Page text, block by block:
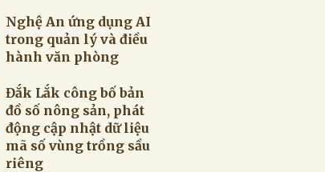
Nghệ An ứng dụng AI
trong quản lý và điều
hành văn phòng
Đắk Lắk công bố bản
đồ số nông sản, phát
động cập nhật dữ liệu
mã số vùng trồng sầu
riêng